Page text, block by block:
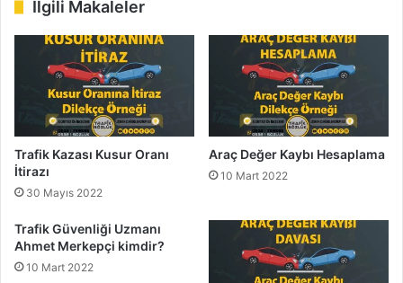
İlgili Makaleler
Trafik Kazası Kusur Oranı
İtirazı
30 Mayıs 2022
Araç Değer Kaybı Hesaplama
10 Mart 2022
Trafik Güvenliği Uzmanı
Ahmet Merkepçi kimdir?
10 Mart 2022